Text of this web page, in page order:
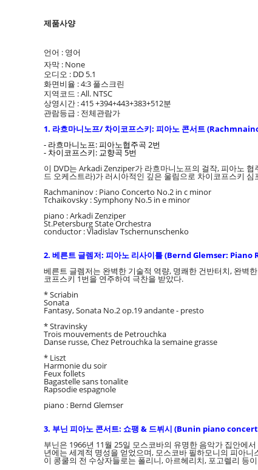
제품사양
언어 : 영어
자막 : None
오디오 : DD 5.1
화면비율 : 4:3 풀스크린
지역코드 : All. NTSC
상영시간 : 415 +394+443+383+512분
관람등급 : 전체관람가
1. 라흐마니노프/ 차이코프스키: 피아노 콘서트
- 라흐마니노프: 피아노협주곡 2번
- 차이코프스키: 교향곡 5번
이 DVD는 Arkadi Zenziper가 라흐마니노프의 걸작, 피아노
드 오케스트라)가 러시아적인 깊은 울림으로 차이코프스키
Rachmaninov : Piano Concerto No.2 in c minor
Tchaikovsky : Symphony No.5 in e minor
piano : Arkadi Zenziper
St.Petersburg State Orchestra
conductor : Vladislav Tschernunschenko
2. 베른트 글렘저: 피아노 리사이틀 (Bernd Glemser: Piano
베른트 글렘저는 완벽한 기술적 역량, 명쾌한 건반터치, 완벽
코프스키 1번을 연주하여 극찬을 받았다.
* Scriabin
Sonata
Fantasy, Sonata No.2 op.19 andante - presto
* Stravinsky
Trois mouvements de Petrouchka
Danse russe, Chez Petrouchka la semaine grasse
* Liszt
Harmonie du soir
Feux follets
Bagastelle sans tonalite
Rapsodie espagnole
piano : Bernd Glemser
3. 부닌 피아노 콘서트: 쇼팽 & 드뷔시 (Bunin piano
부닌은 1966년 11월 25일 모스코바의 유명한 음악가 집안에
년에는 세계적 명성을 얻었으며, 모스코바 필하모니의 피아
이 콩쿨의 전 수상자들로는 폴리니, 아르헤리치, 포고렐리 등